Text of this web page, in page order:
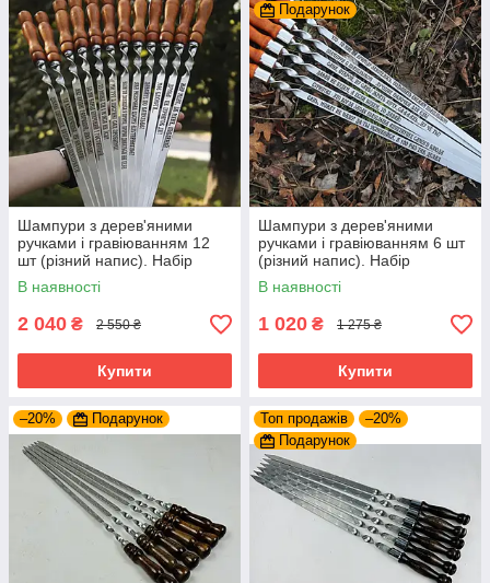
Шампури з дерев'яними
ручками і гравіюванням 12
шт (різний напис). Набір
шампурів у дерев'яній
коробці
В наявності
2 040 ₴ 2 550 ₴
Купити
Подарунок
Шампури з дерев'яними
ручками і гравіюванням 6 шт
(різний напис). Набір
шампурів для подарунку
В наявності
1 020 ₴ 1 275 ₴
Купити
–20% Подарунок Топ продажів
–20%
Подарунок